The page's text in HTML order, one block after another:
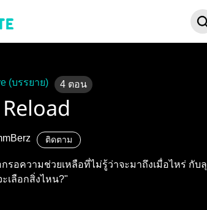
(บรรยาย) 4 ตอน
ติดตาม
กรอความช่วยเหลือที่ไม่รู้ว่าจะมาถึงเมื่อไหร่ กับ
เลือกสิ่งไหน?"